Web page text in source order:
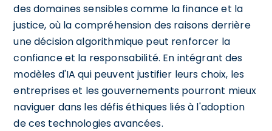
des domaines sensibles comme la finance et la
justice, où la compréhension des raisons derrière
une décision algorithmique peut renforcer la
confiance et la responsabilité. En intégrant des
modèles d'IA qui peuvent justifier leurs choix, les
entreprises et les gouvernements pourront mieux
naviguer dans les défis éthiques liés à l'adoption
de ces technologies avancées.